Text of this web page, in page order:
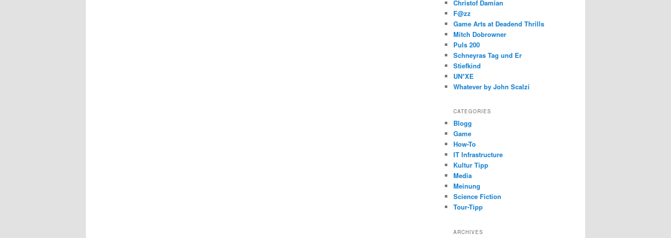
Christof Damian
F@zz
Game Arts at Deadend Thrills
Mitch Dobrowner
Puls 200
Schneyras Tag und Er
Stiefkind
UN*XE
Whatever by John Scalzi
CATEGORIES
Blogg
Game
How-To
IT Infrastructure
Kultur Tipp
Media
Meinung
Science Fiction
Tour-Tipp
ARCHIVES